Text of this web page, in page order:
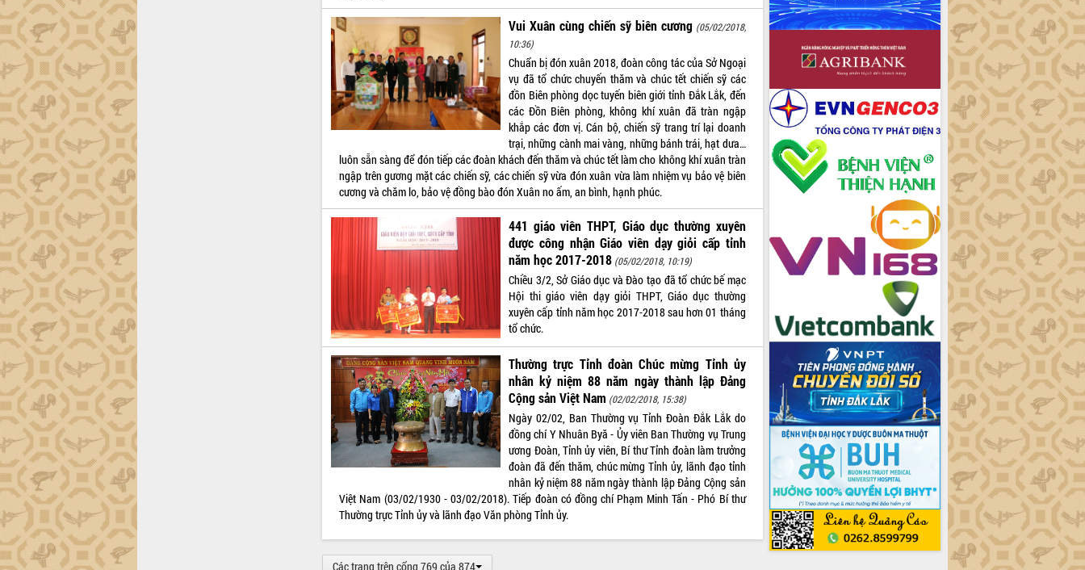
Vui Xuân cùng chiến sỹ biên cương (05/02/2018,
10:36)
Chuẩn bị đón xuân 2018, đoàn công tác của Sở Ngoại
vụ đã tổ chức chuyến thăm và chúc tết chiến sỹ các
đồn Biên phòng dọc tuyến biên giới tỉnh Đắk Lắk, đến
các Đồn Biên phòng, không khí xuân đã tràn ngập
khắp các đơn vị. Cán bộ, chiến sỹ trang trí lại doanh
trại, những cành mai vàng, những bánh trái, hạt dưa…
luôn sẵn sàng để đón tiếp các đoàn khách đến thăm và chúc tết làm cho không khí xuân tràn
ngập trên gương mặt các chiến sỹ, các chiến sỹ vừa đón xuân vừa làm nhiệm vụ bảo vệ biên
cương và chăm lo, bảo vệ đồng bào đón Xuân no ấm, an bình, hạnh phúc.
441 giáo viên THPT, Giáo dục thường xuyên
được công nhận Giáo viên dạy giỏi cấp tỉnh
năm học 2017-2018 (05/02/2018, 10:19)
Chiều 3/2, Sở Giáo dục và Đào tạo đã tổ chức bế mạc
Hội thi giáo viên dạy giỏi THPT, Giáo dục thường
xuyên cấp tỉnh năm học 2017-2018 sau hơn 01 tháng
tổ chức.
Thường trực Tỉnh đoàn Chúc mừng Tỉnh ủy
nhân kỷ niệm 88 năm ngày thành lập Đảng
Cộng sản Việt Nam (02/02/2018, 15:38)
Ngày 02/02, Ban Thường vụ Tỉnh Đoàn Đắk Lắk do
đồng chí Y Nhuân Byă - Ủy viên Ban Thường vụ Trung
ương Đoàn, Tỉnh ủy viên, Bí thư Tỉnh đoàn làm trưởng
đoàn đã đến thăm, chúc mừng Tỉnh ủy, lãnh đạo tỉnh
nhân kỷ niệm 88 năm ngày thành lập Đảng Cộng sản
Việt Nam (03/02/1930 - 03/02/2018). Tiếp đoàn có đồng chí Phạm Minh Tấn - Phó Bí thư
Thường trực Tỉnh ủy và lãnh đạo Văn phòng Tỉnh ủy.
Các trang trên cổng 769 của 874